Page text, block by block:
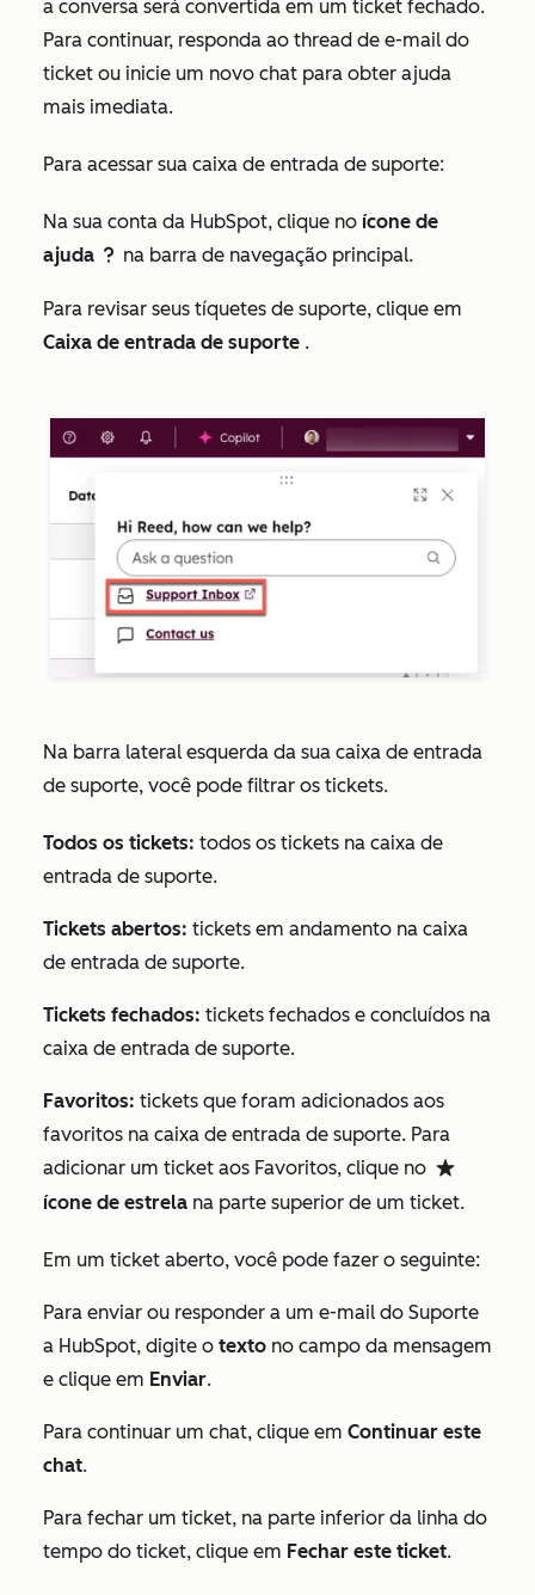
a conversa será convertida em um ticket fechado.
Para continuar, responda ao thread de e-mail do
ticket ou inicie um novo chat para obter ajuda
mais imediata.
Para acessar sua caixa de entrada de suporte:
Na sua conta da HubSpot, clique no ícone de
ajuda question na barra de navegação principal.
Para revisar seus tíquetes de suporte, clique em
Caixa de entrada de suporte .
Na barra lateral esquerda da sua caixa de entrada
de suporte, você pode filtrar os tickets.
Todos os tickets: todos os tickets na caixa de
entrada de suporte.
Tickets abertos: tickets em andamento na caixa
de entrada de suporte.
Tickets fechados: tickets fechados e concluídos na
caixa de entrada de suporte.
Favoritos: tickets que foram adicionados aos
favoritos na caixa de entrada de suporte. Para
adicionar um ticket aos Favoritos, clique no favorite
ícone de estrela na parte superior de um ticket.
Em um ticket aberto, você pode fazer o seguinte:
Para enviar ou responder a um e-mail do Suporte
a HubSpot, digite o texto no campo da mensagem
e clique em Enviar.
Para continuar um chat, clique em Continuar este
chat.
Para fechar um ticket, na parte inferior da linha do
tempo do ticket, clique em Fechar este ticket.